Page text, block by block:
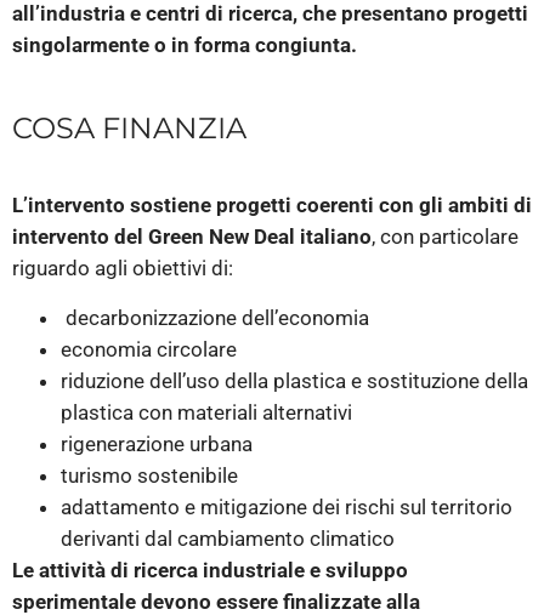
all’industria e centri di ricerca, che presentano progetti
singolarmente o in forma congiunta.
COSA FINANZIA
L’intervento sostiene progetti coerenti con gli ambiti di
intervento del Green New Deal italiano, con particolare
riguardo agli obiettivi di:
decarbonizzazione dell’economia
economia circolare
riduzione dell’uso della plastica e sostituzione della
plastica con materiali alternativi
rigenerazione urbana
turismo sostenibile
adattamento e mitigazione dei rischi sul territorio
derivanti dal cambiamento climatico
Le attività di ricerca industriale e sviluppo
sperimentale devono essere finalizzate alla